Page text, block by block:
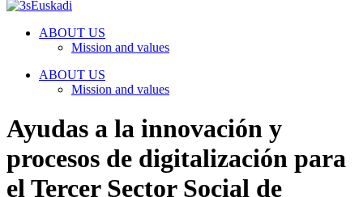
ABOUT US
Mission and values
ABOUT US
Mission and values
Ayudas a la innovación y
procesos de digitalización para
el Tercer Sector Social de